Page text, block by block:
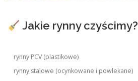
Jakie rynny czyścimy?
rynny PCV (plastikowe)
rynny stalowe (ocynkowane i powlekane)